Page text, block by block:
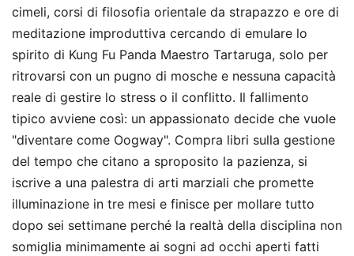
cimeli, corsi di filosofia orientale da strapazzo e ore di
meditazione improduttiva cercando di emulare lo
spirito di Kung Fu Panda Maestro Tartaruga, solo per
ritrovarsi con un pugno di mosche e nessuna capacità
reale di gestire lo stress o il conflitto. Il fallimento
tipico avviene così: un appassionato decide che vuole
"diventare come Oogway". Compra libri sulla gestione
del tempo che citano a sproposito la pazienza, si
iscrive a una palestra di arti marziali che promette
illuminazione in tre mesi e finisce per mollare tutto
dopo sei settimane perché la realtà della disciplina non
somiglia minimamente ai sogni ad occhi aperti fatti